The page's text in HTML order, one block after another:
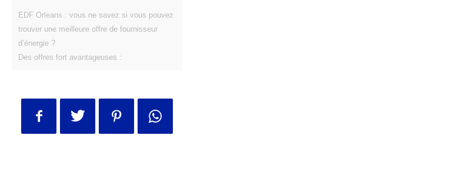
EDF Orleans : vous ne savez si vous pouvez
trouver une meilleure offre de fournisseur
d’énergie ?
Des offres fort avantageuses :